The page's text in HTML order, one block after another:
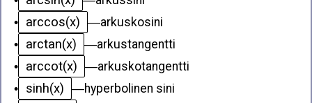
•
arccos(x) —arkuskosini
•
arctan(x) —arkustangentti
•
arccot(x) —arkuskotangentti
•
sinh(x) —hyperbolinen sini